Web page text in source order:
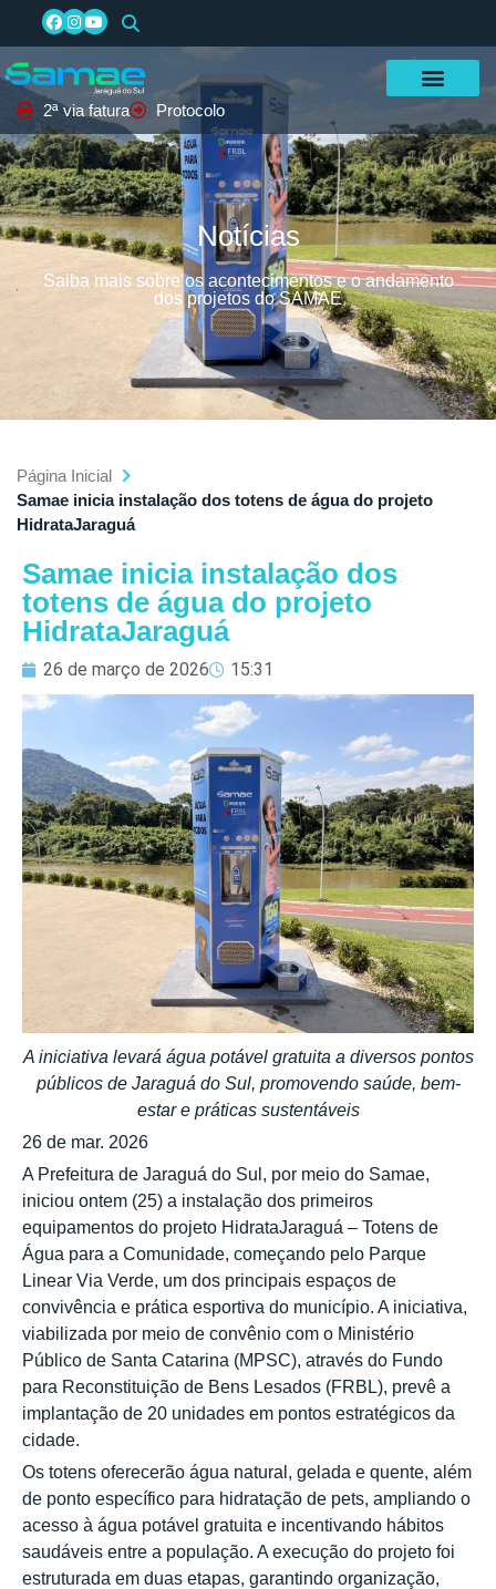
2ª via fatura Protocolo
Notícias
Saiba mais sobre os acontecimentos e o andamento
dos projetos do SAMAE
Página Inicial
Samae inicia instalação dos totens de água do projeto
HidrataJaraguá
Samae inicia instalação dos
totens de água do projeto
HidrataJaraguá
26 de março de 2026 15:31
A iniciativa levará água potável gratuita a diversos pontos
públicos de Jaraguá do Sul, promovendo saúde, bem-
estar e práticas sustentáveis
26 de mar. 2026
A Prefeitura de Jaraguá do Sul, por meio do Samae,
iniciou ontem (25) a instalação dos primeiros
equipamentos do projeto HidrataJaraguá – Totens de
Água para a Comunidade, começando pelo Parque
Linear Via Verde, um dos principais espaços de
convivência e prática esportiva do município. A iniciativa,
viabilizada por meio de convênio com o Ministério
Público de Santa Catarina (MPSC), através do Fundo
para Reconstituição de Bens Lesados (FRBL), prevê a
implantação de 20 unidades em pontos estratégicos da
cidade.
Os totens oferecerão água natural, gelada e quente, além
de ponto específico para hidratação de pets, ampliando o
acesso à água potável gratuita e incentivando hábitos
saudáveis entre a população. A execução do projeto foi
estruturada em duas etapas, garantindo organização,